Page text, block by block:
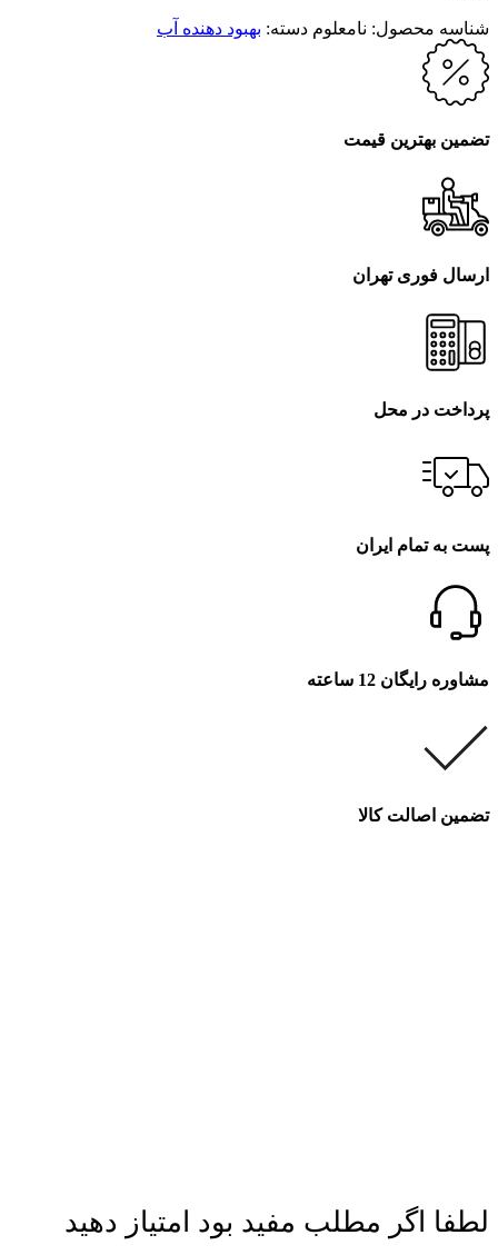
شناسه محصول: نامعلوم دسته: بهبود دهنده آب
تضمین بهترین قیمت
ارسال فوری تهران
پرداخت در محل
پست به تمام ایران
مشاوره رایگان 12 ساعته
تضمین اصالت کالا
لطفا اگر مطلب مفید بود امتیاز دهید